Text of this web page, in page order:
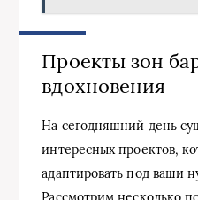
Проекты зон
вдохновения
На сегодняшний день
интересных проектов,
адаптировать под ваши